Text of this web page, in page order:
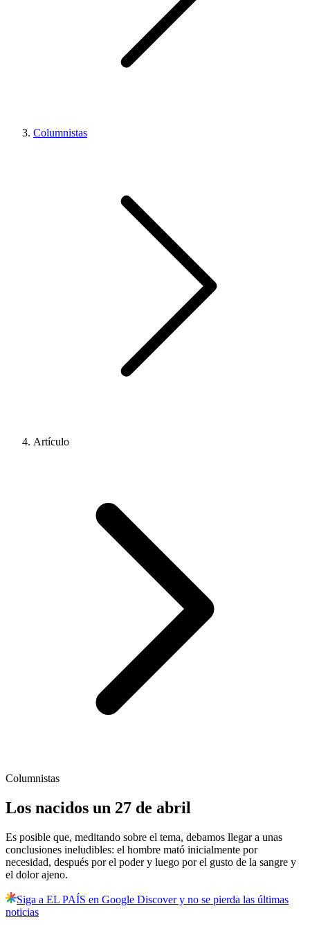
Columnistas
Artículo
Columnistas
Los nacidos un 27 de abril
Es posible que, meditando sobre el tema, debamos llegar a unas
conclusiones ineludibles: el hombre mató inicialmente por
necesidad, después por el poder y luego por el gusto de la sangre y
el dolor ajeno.
Siga a EL PAÍS en Google Discover y no se pierda las últimas
noticias